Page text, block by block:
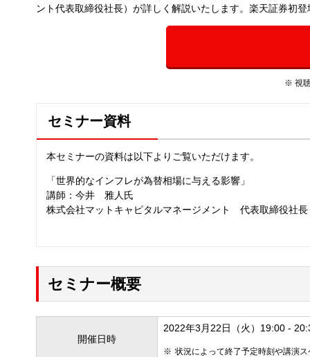
ント代表取締役社長）が詳しく解説いたします。楽天証券初
※ 視
セミナー資料
本セミナーの資料は以下よりご覧いただけます。
「世界的なインフレが為替相場に与える影響」
講師：今井 雅人氏
株式会社マットキャピタルマネージメント 代表取締役社長
セミナー概要
開催日時
2022年3月22日（火）19:00 -
状況によって終了予定時刻や講演